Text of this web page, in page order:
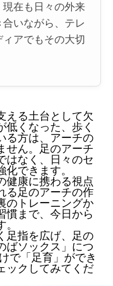
在も日々の外来
いながら、テレ
アでもその大切
える土台として欠
低くなった、歩く
る方は、アーチの
せん。足のアーチ
はなく、日々のセ
できます。
健康に携わる視点
る足のアーチの作
のトレーニングか
慣まで、今日から
足指を広げ、足の
ばソックス」につ
で「足育」ができ
ックしてみてくだ